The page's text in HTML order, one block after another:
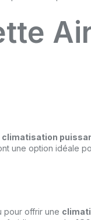
climatisation
une option idéale
pour offrir une